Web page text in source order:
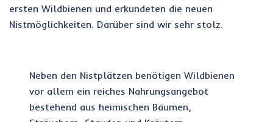
ersten Wildbienen und erkundeten die neuen
Nistmöglichkeiten. Darüber sind wir sehr stolz.
Neben den Nistplätzen benötigen Wildbienen
vor allem ein reiches Nahrungsangebot
bestehend aus heimischen Bäumen,